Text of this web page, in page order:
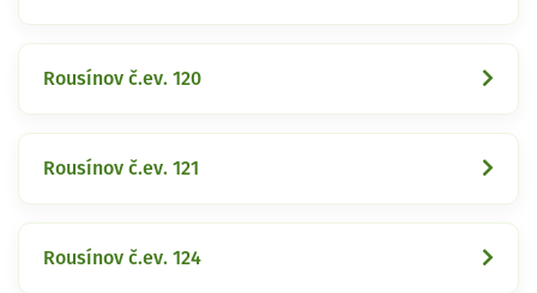
Rousínov č.ev. 120
Rousínov č.ev. 121
Rousínov č.ev. 124